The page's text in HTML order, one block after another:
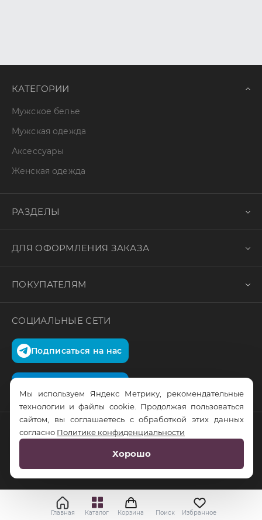
КАТЕГОРИИ
Мужское белье
Мужская одежда
Аксессуары
Женская одежда
РАЗДЕЛЫ
ДЛЯ ОФОРМЛЕНИЯ ЗАКАЗА
ПОКУПАТЕЛЯМ
СОЦИАЛЬНЫЕ СЕТИ
Подписаться на нас
© RusTrus. 2011-2026. Все права защищены
RS Digital
Главная Каталог Корзина Поиск Избранное
Мы используем Яндекс Метрику, рекомендательные
технологии и файлы cookie. Продолжая пользоваться
сайтом, вы соглашаетесь с обработкой этих данных
согласно Политике конфиденциальности
Хорошо